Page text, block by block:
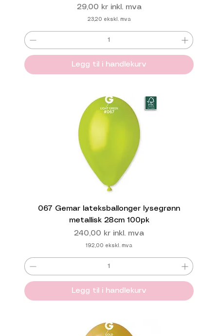
Pris
29,00 kr inkl. mva
23,20 ekskl. mva
Legg til i handlekurv
067 Gemar lateksballonger lysegrønn
metallisk 28cm 100pk
Pris
240,00 kr inkl. mva
192,00 ekskl. mva
Legg til i handlekurv